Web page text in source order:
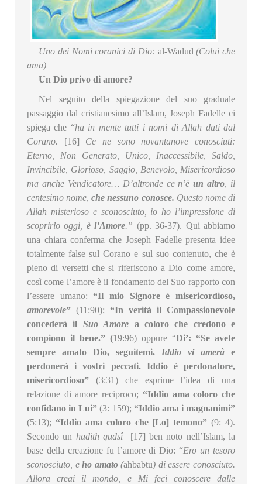
Uno dei Nomi coranici di Dio: al-Wadud (Colui che
ama)
Un Dio privo di amore?
Nel seguito della spiegazione del suo graduale
passaggio dal cristianesimo all’Islam, Joseph Fadelle ci
spiega che “ha in mente tutti i nomi di Allah dati dal
Corano. [16] Ce ne sono novantanove conosciuti:
Eterno, Non Generato, Unico, Inaccessibile, Saldo,
Invincibile, Glorioso, Saggio, Benevolo, Misericordioso
ma anche Vendicatore… D’altronde ce n’èun altro , il
centesimo nome,che nessuno conosce. Questo nome di
Allah misterioso e sconosciuto, io ho l’impressione di
scoprirlo oggi, è l’Amore.” (pp. 36-37). Qui abbiamo
una chiara conferma che Joseph Fadelle presenta idee
totalmente false sul Corano e sul suo contenuto, che è
pieno di versetti che si riferiscono a Dio come amore,
così come l’amore è il fondamento del Suo rapporto con
l’essere umano: “Il mio Signore è misericordioso,
amorevole” (11:90); “In verità il Compassionevole
concederà il Suo Amore a coloro che credono e
compiono il bene.” (19:96) oppure “Di’: “Se avete
sempre amato Dio, seguitemi. Iddio vi amerà e
perdonerà i vostri peccati. Iddio è perdonatore,
misericordioso” (3:31) che esprime l’idea di una
relazione di amore reciproco; “Iddio ama coloro che
confidano in Lui”(3: 159); “Iddio ama i magnanimi”
(5:13); “Iddio ama coloro che [Lo] temono”(9: 4).
Secondo un hadith qudsî[17] ben noto nell’Islam, la
base della creazione fu l’amore di Dio: “Ero un tesoro
sconosciuto, eho amato(ahbabtu) di essere conosciuto.
Allora creai il mondo, e Mi feci conoscere dalle